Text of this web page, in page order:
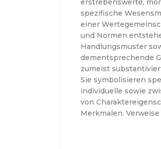
erstrebenswerte,
spezifische
einer
und Normen
Handlungsmuster
dementsprechende
zumeist
Sie symbolisieren
individuelle sowie
von
Merkmalen. Verweise